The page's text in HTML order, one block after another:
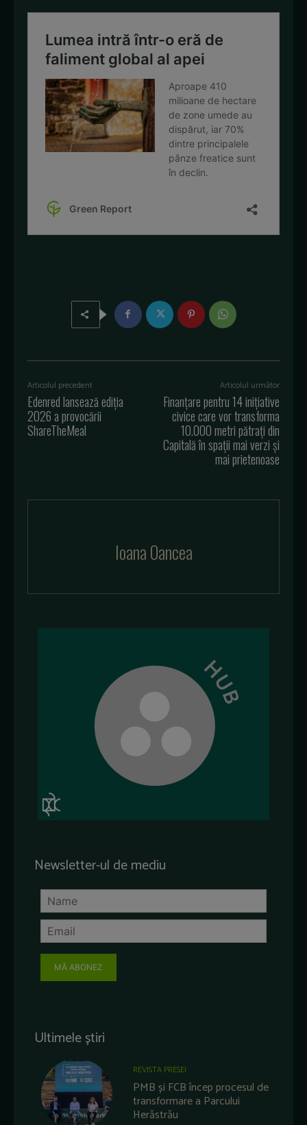
Articolul precedent
Edenred lansează ediția
2026 a provocării
ShareTheMeal
Articolul următor
Finanțare pentru 14 inițiative
civice care vor transforma
10.000 metri pătrați din
Capitală în spații mai verzi și
mai prietenoase
Ioana Oancea
Newsletter-ul de mediu
MĂ ABONEZ
Ultimele știri
REVISTA PRESEI
PMB și FCB încep procesul de
transformare a Parcului
Herăstrău